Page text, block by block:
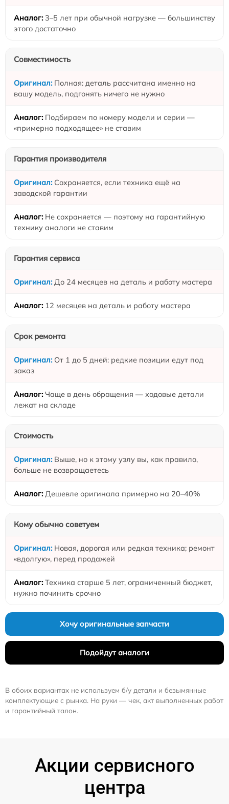
3–5 лет при обычной нагрузке — большинству
этого достаточно
Совместимость
Полная: деталь рассчитана именно на
вашу модель, подгонять ничего не нужно
Подбираем по номеру модели и серии —
«примерно подходящее» не ставим
Гарантия производителя
Сохраняется, если техника ещё на
заводской гарантии
Не сохраняется — поэтому на гарантийную
технику аналоги не ставим
Гарантия сервиса
До 24 месяцев на деталь и работу мастера
12 месяцев на деталь и работу мастера
Срок ремонта
От 1 до 5 дней: редкие позиции едут под
заказ
Чаще в день обращения — ходовые детали
лежат на складе
Стоимость
Выше, но к этому узлу вы, как правило,
больше не возвращаетесь
Дешевле оригинала примерно на 20–40%
Кому обычно советуем
Новая, дорогая или редкая техника; ремонт
«вдолгую», перед продажей
Техника старше 5 лет, ограниченный бюджет,
нужно починить срочно
Хочу оригинальные запчасти
Подойдут аналоги
В обоих вариантах не используем б/у детали и безымянные
комплектующие с рынка. На руки — чек, акт выполненных работ
и гарантийный талон.
Акции сервисного
центра